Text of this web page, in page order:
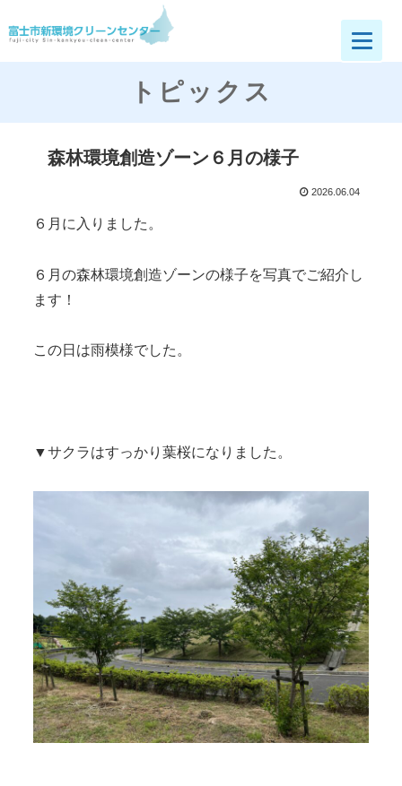
富士市新環境クリーンセンター
トピックス
森林環境創造ゾーン６月の様子
2026.06.04
６月に入りました。
６月の森林環境創造ゾーンの様子を写真でご紹介し
ます！
この日は雨模様でした。
▼サクラはすっかり葉桜になりました。